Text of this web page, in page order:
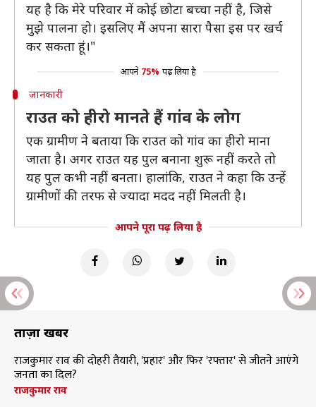
यह है कि मेरे परिवार में कोई छोटा बच्चा नहीं है, जिसे
मुझे पालना हो। इसलिए मैं अपना सारा पैसा इस पर खर्च
कर सकता हूं।"
आपने 75% पढ़ लिया है
जानकारी
राउत को हीरो मानते हैं गांव के लोग
एक ग्रामीण ने बताया कि राउत को गांव का हीरो माना
जाता है। अगर राउत यह पुल बनाना शुरू नहीं करते तो
यह पुल कभी नहीं बनता। हालांकि, राउत ने कहा कि उन्हें
ग्रामीणों की तरफ से ज्यादा मदद नहीं मिलती है।
आपने पूरा पढ़ लिया है
ताज़ा खबरें
राजकुमार राव की दोहरी तैयारी, 'प्रहार' और फिर 'रफ्तार' से जीतने आएंगे
जनता का दिल?
राजकुमार राव